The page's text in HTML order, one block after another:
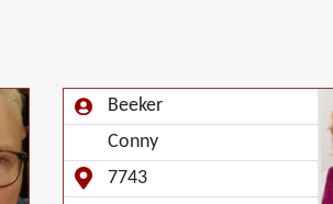
Beeker
Conny
7743